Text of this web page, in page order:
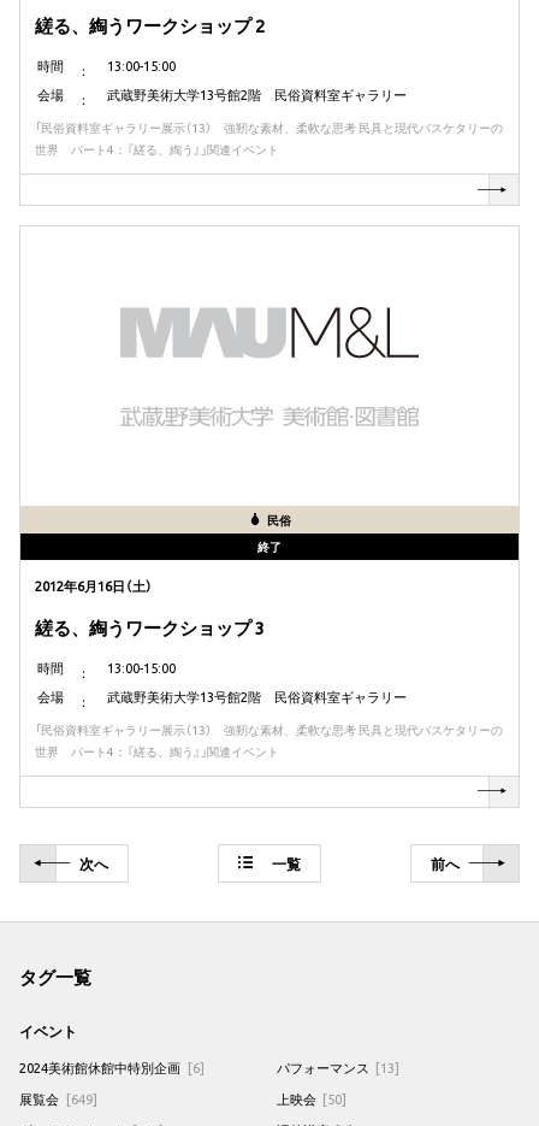
縒る、綯うワークショップ 2
時間
13:00-15:00
会場
武蔵野美術大学13号館2階 民俗資料室ギャラリー
「民俗資料室ギャラリー展示（13） 強靭な素材、柔軟な思考 民具と現代バスケタリーの
世界 パート4：『縒る、綯う』」関連イベント
民俗
終了
2012年6月16日（土）
縒る、綯うワークショップ 3
時間
13:00-15:00
会場
武蔵野美術大学13号館2階 民俗資料室ギャラリー
「民俗資料室ギャラリー展示（13） 強靭な素材、柔軟な思考 民具と現代バスケタリーの
世界 パート4：『縒る、綯う』」関連イベント
次へ 一覧 前へ
タグ一覧
イベント
2024美術館休館中特別企画 [6]
展覧会 [649]
パフォーマンス [13]
上映会 [50]